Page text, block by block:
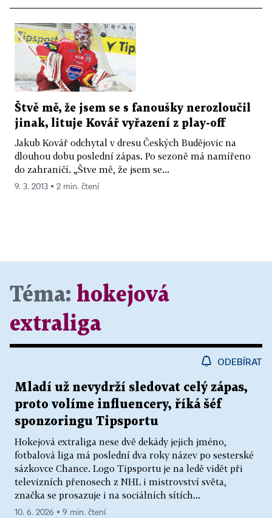
Štvě mě, že jsem se s fanoušky nerozloučil
jinak, lituje Kovář vyřazení z play-off
Jakub Kovář odchytal v dresu Českých Budějovic na
dlouhou dobu poslední zápas. Po sezoně má namířeno
do zahraničí. „Štve mě, že jsem se...
9. 3. 2013 ▪ 2 min. čtení
Téma: hokejová
extraliga
ODEBÍRAT
Mladí už nevydrží sledovat celý zápas,
proto volíme influencery, říká šéf
sponzoringu Tipsportu
Hokejová extraliga nese dvě dekády jejich jméno,
fotbalová liga má poslední dva roky název po sesterské
sázkovce Chance. Logo Tipsportu je na ledě vidět při
televizních přenosech z NHL i mistrovství světa,
značka se prosazuje i na sociálních sítích...
10. 6. 2026 ▪ 9 min. čtení